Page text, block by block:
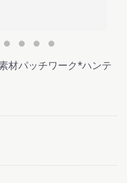
材パッチワーク*ハンテ